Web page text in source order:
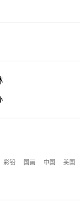
彩铅 国画 中国 美国